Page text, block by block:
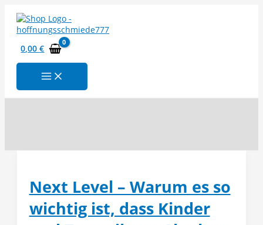
Inhalt
springen
0,00€
Next Level – Warum es so
wichtig ist, dass Kinder